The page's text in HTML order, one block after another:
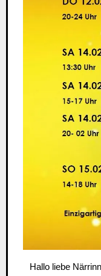
Hallo liebe Närrinnen und Narren, die 5. Jahreszeit hat